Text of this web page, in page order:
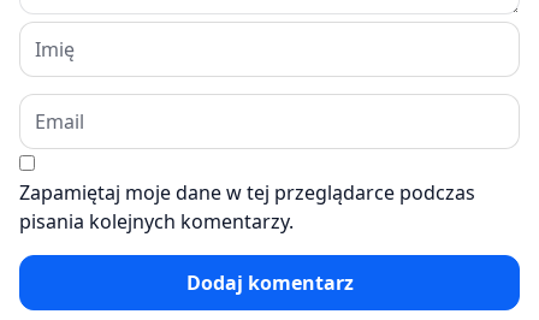
Zapamiętaj moje dane w tej przeglądarce podczas
pisania kolejnych komentarzy.
Dodaj komentarz